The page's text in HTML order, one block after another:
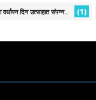
दिन उत्साहात संपन्न.. (1)